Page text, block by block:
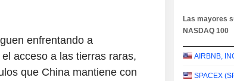
enfrentando a
acceso a las tierras raras,
que China mantiene con
Las mayores
NASDAQ 100
AIRBNB,